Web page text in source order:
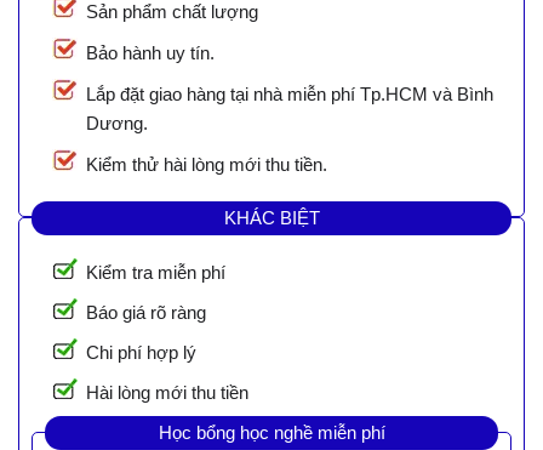
Sản phẩm chất lượng
Bảo hành uy tín.
Lắp đặt giao hàng tại nhà miễn phí Tp.HCM và Bình
Dương.
Kiểm thử hài lòng mới thu tiền.
KHÁC BIỆT
Kiểm tra miễn phí
Báo giá rõ ràng
Chi phí hợp lý
Hài lòng mới thu tiền
Học bổng học nghề miễn phí